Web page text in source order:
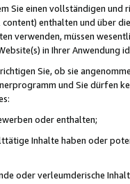
Sie einen vollständigen
enthalten und über
verwenden, müssen
in Ihrer Anwendung
Sie, ob sie
und Sie dürfen
oder enthalten;
Inhalte haben oder
oder verleumderische